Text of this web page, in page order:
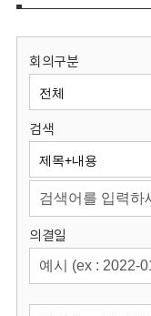
보
원
회
회의구분
검색
의결일